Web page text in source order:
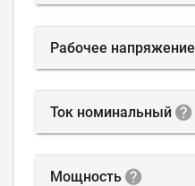
Рабочее напряжение
Ток номинальный
Мощность